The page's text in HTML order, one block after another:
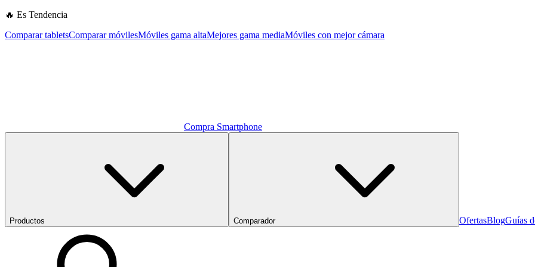
🔥 Es Tendencia
Comparar tabletsComparar móvilesMóviles gama altaMejores gama mediaMóviles con mejor cámara
Compra Smartphone
Productos Comparador OfertasBlogGuías